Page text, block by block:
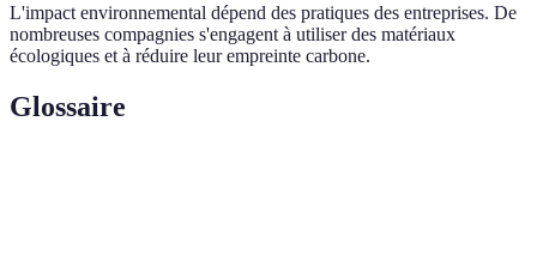
L'impact environnemental dépend des pratiques des entreprises. De
nombreuses compagnies s'engagent à utiliser des matériaux
écologiques et à réduire leur empreinte carbone.
Glossaire